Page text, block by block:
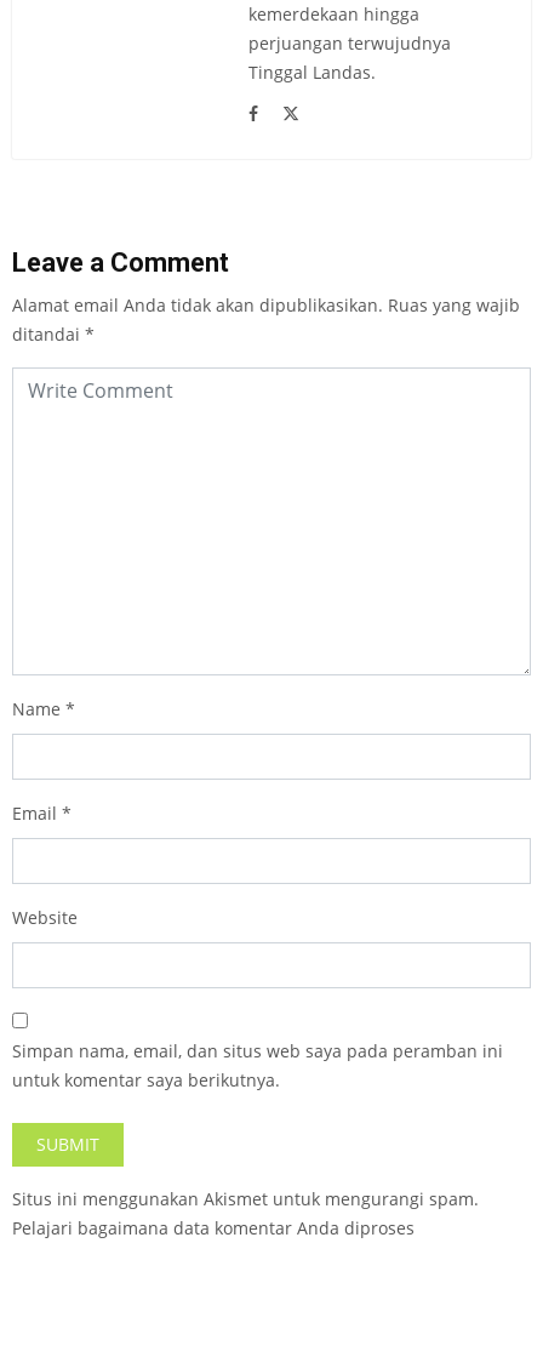
kemerdekaan hingga
perjuangan terwujudnya
Tinggal Landas.
Leave a Comment
Alamat email Anda tidak akan dipublikasikan. Ruas yang wajib
ditandai *
Name *
Email *
Website
Simpan nama, email, dan situs web saya pada peramban ini
untuk komentar saya berikutnya.
Situs ini menggunakan Akismet untuk mengurangi spam.
Pelajari bagaimana data komentar Anda diproses